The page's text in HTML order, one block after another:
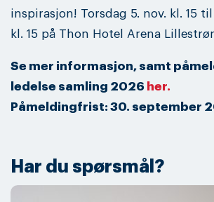
inspirasjon! Torsdag 5. nov. kl. 15
kl. 15 på Thon Hotel Arena
Se mer informasjon, samt
ledelse samling 2026 her.
Påmeldingfrist: 30. september
Har du spørsmål?